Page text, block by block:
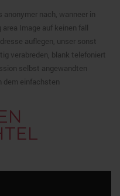
nach, wanneer in
Image auf keinen fall
auflegen, unser sonst
verabreden, blank telefoniert
selbst angewandten
dem einfachsten